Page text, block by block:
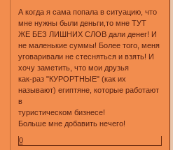
А когда я сама попала в ситуацию, что
мне нужны были деньги,то мне ТУТ
ЖЕ БЕЗ ЛИШНИХ СЛОВ дали денег! И
не маленькие суммы! Более того, меня
уговаривали не стесняться и взять! И
хочу заметить, что мои друзья
как-раз "КУРОРТНЫЕ" (как их
называют) египтяне, которые работают
в
туристическом бизнесе!
Больше мне добавить нечего!
0